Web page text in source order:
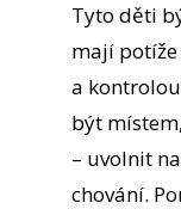
Tyto děti
mají
a
být
– uvolnit
chování.